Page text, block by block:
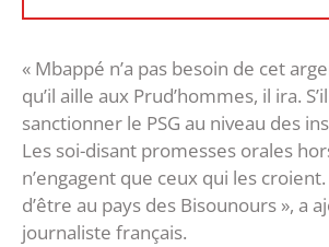
« Mbappé n’a pas besoin de cet
qu’il aille aux Prud’hommes, il ira.
sanctionner le PSG au niveau des
Les soi-disant promesses orales
n’engagent que ceux qui les
d’être au pays des Bisounours », a
journaliste français.